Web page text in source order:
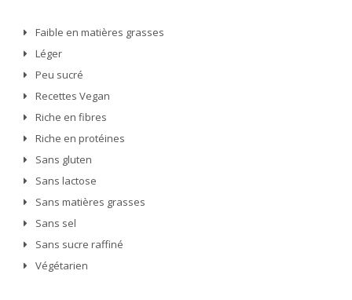
Faible en matières grasses
Léger
Peu sucré
Recettes Vegan
Riche en fibres
Riche en protéines
Sans gluten
Sans lactose
Sans matières grasses
Sans sel
Sans sucre raffiné
Végétarien